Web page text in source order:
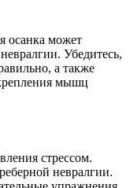
осанка может
Убедитесь,
а также
мышц
стрессом.
невралгии.